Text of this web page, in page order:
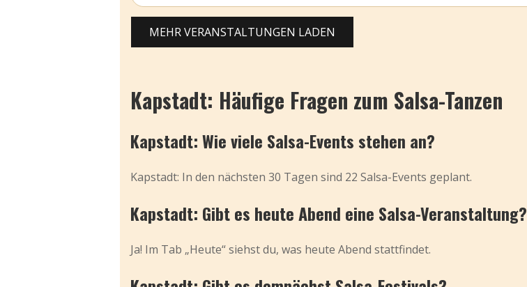
MEHR VERANSTALTUNGEN LADEN
Kapstadt: Häufige Fragen zum Salsa-Tanzen
Kapstadt: Wie viele Salsa-Events stehen an?
Kapstadt: In den nächsten 30 Tagen sind 22 Salsa-Events geplant.
Kapstadt: Gibt es heute Abend eine Salsa-Veranstaltung?
Ja! Im Tab „Heute“ siehst du, was heute Abend stattfindet.